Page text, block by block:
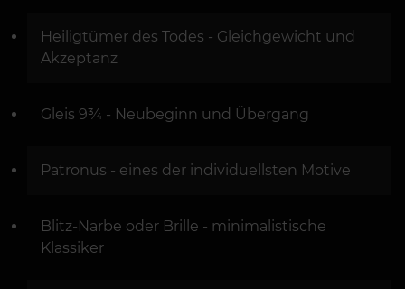
Heiligtümer des Todes - Gleichgewicht und
Akzeptanz
Gleis 9¾ - Neubeginn und Übergang
Patronus - eines der individuellsten Motive
Blitz-Narbe oder Brille - minimalistische
Klassiker